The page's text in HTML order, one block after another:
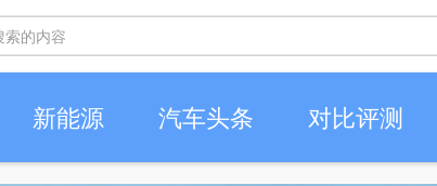
新能源 汽车头条 对比评测